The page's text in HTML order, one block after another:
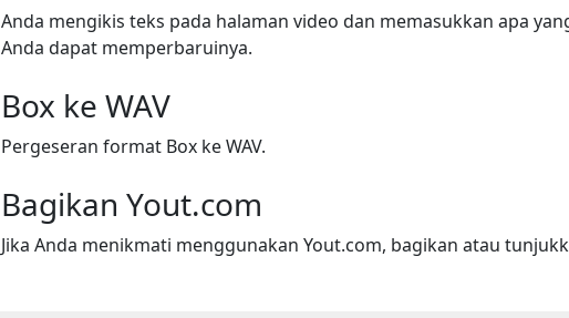
Anda mengikis teks pada halaman video dan memasukkan apa
Anda dapat memperbaruinya.
Box ke WAV
Pergeseran format Box ke WAV.
Bagikan Yout.com
Jika Anda menikmati menggunakan Yout.com, bagikan atau